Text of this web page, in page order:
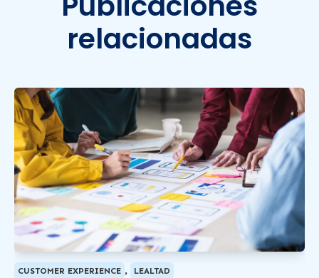
relacionadas
CUSTOMER EXPERIENCE , LEALTAD